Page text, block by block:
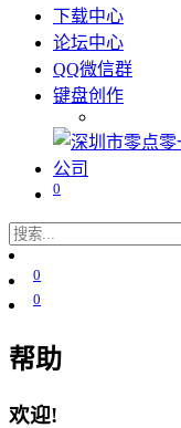
下载中心
论坛中心
QQ微信群
键盘创作
0
0
0
帮助
欢迎!